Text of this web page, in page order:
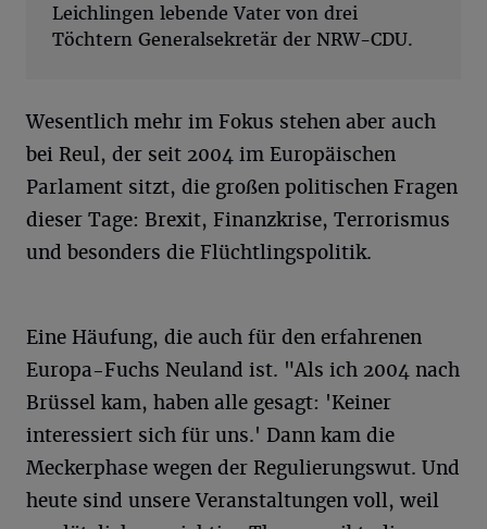
Leichlingen lebende Vater von drei
Töchtern Generalsekretär der NRW-CDU.
Wesentlich mehr im Fokus stehen aber auch
bei Reul, der seit 2004 im Europäischen
Parlament sitzt, die großen politischen Fragen
dieser Tage: Brexit, Finanzkrise, Terrorismus
und besonders die Flüchtlingspolitik.
Eine Häufung, die auch für den erfahrenen
Europa-Fuchs Neuland ist. "Als ich 2004 nach
Brüssel kam, haben alle gesagt: 'Keiner
interessiert sich für uns.' Dann kam die
Meckerphase wegen der Regulierungswut. Und
heute sind unsere Veranstaltungen voll, weil